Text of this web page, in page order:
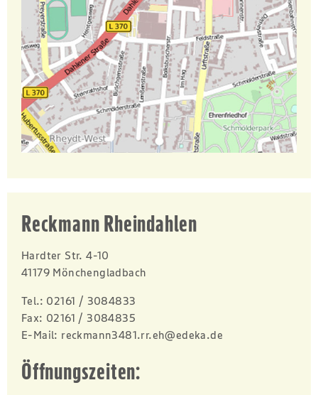
Reckmann Rheindahlen
Hardter Str. 4-10
41179 Mönchengladbach
Tel.: 02161 / 3084833
Fax: 02161 / 3084835
E-Mail: reckmann3481.rr.eh@edeka.de
Öffnungszeiten: